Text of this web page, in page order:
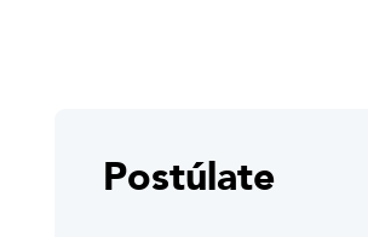
Postúlate